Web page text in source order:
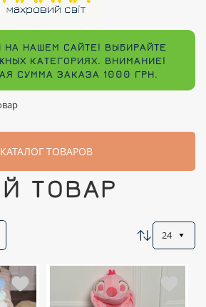
НА НАШЕМ САЙТЕ! ВЫБИРАЙТЕ
КАТЕГОРИЯХ. ВНИМАНИЕ!
СУММА ЗАКАЗА 1000 ГРН.
КАТАЛОГ ТОВАРОВ
ТОВАР
24